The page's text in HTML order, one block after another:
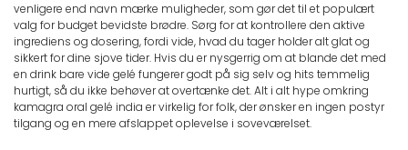
venligere end navn mærke muligheder, som gør det til et populært
valg for budget bevidste brødre. Sørg for at kontrollere den aktive
ingrediens og dosering, fordi vide, hvad du tager holder alt glat og
sikkert for dine sjove tider. Hvis du er nysgerrig om at blande det med
en drink bare vide gelé fungerer godt på sig selv og hits temmelig
hurtigt, så du ikke behøver at overtænke det. Alt i alt hype omkring
kamagra oral gelé india er virkelig for folk, der ønsker en ingen postyr
tilgang og en mere afslappet oplevelse i soveværelset.